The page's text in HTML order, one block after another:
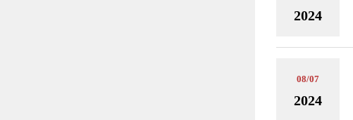
2024
08/07
2024